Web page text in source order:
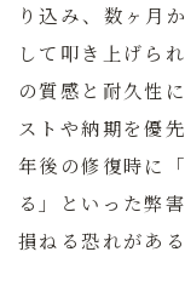
り込み、数ヶ月
して叩き上げら
の質感と耐久性
ストや納期を優
年後の修復時に
る」といった弊
損ねる恐れがある